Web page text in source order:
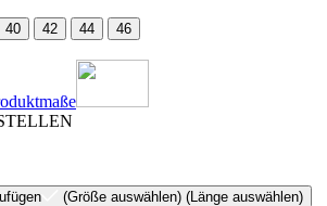
40 42 44 46
(Größe auswählen) (Länge auswählen)